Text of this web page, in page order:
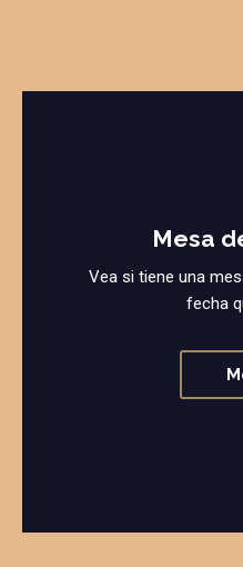
Mesa
Vea si tiene una
fecha